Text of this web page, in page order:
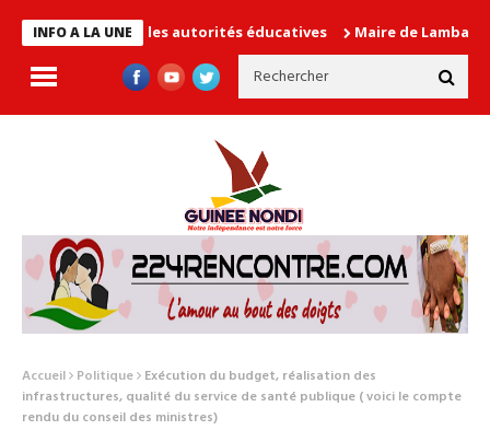
INFO A LA UNE
les autorités éducatives Maire de Lambanyi : Baba
Accueil Politique Exécution du budget, réalisation des
infrastructures, qualité du service de santé publique ( voici le compte
rendu du conseil des ministres)